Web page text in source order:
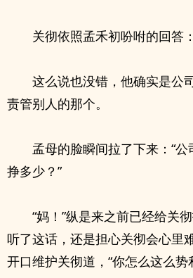
关彻依照孟禾初吩咐的回答
这么说也没错，他确实是公
责管别人的那个。
孟母的脸瞬间拉了下来：“
挣多少？”
“妈！”纵是来之前已经给关
听了这话，还是担心关彻会心里
开口维护关彻道，“你怎么这么